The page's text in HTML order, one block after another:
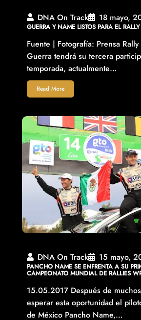
DNA On Track 18 mayo,
GUERRA Y NAME LISTOS PARA EL
Fuente | Fotografí­a: Prensa
Guerra tendrá su tercera
temporada, actualmente…
Read More
DNA On Track 15 mayo,
PANCHO NAME SE ENFRENTA A SU
CAMPEONATO MUNDIAL DE RALLIES
15.05.2017 Después de
esperar esta oportunidad el
de México Pancho Name,…